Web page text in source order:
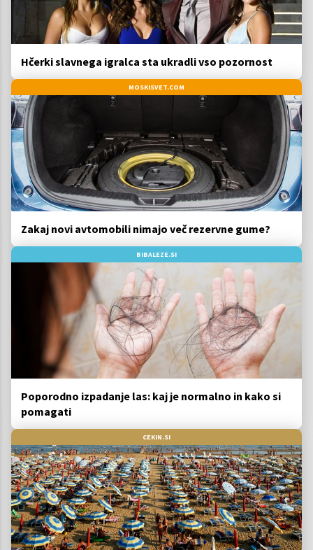
Hčerki slavnega igralca sta ukradli vso pozornost
MOSKISVET.COM
Zakaj novi avtomobili nimajo več rezervne gume?
BIBALEZE.SI
Poporodno izpadanje las: kaj je normalno in kako si
pomagati
CEKIN.SI